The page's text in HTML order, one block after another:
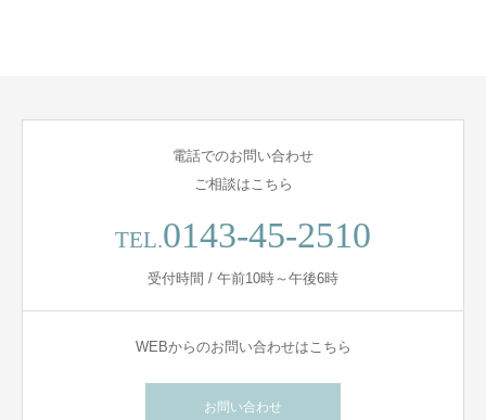
電話でのお問い合わせ
ご相談はこちら
TEL.0143-45-2510
受付時間 / 午前10時～午後6時
WEBからのお問い合わせはこちら
お問い合わせ